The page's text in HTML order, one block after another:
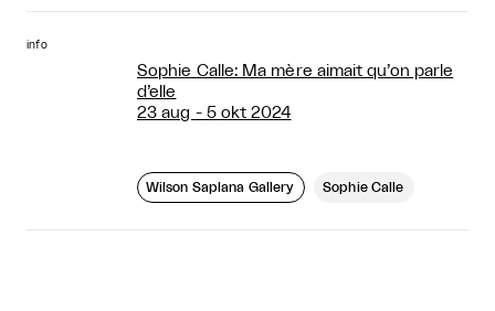
info
Sophie Calle: Ma mère aimait qu’on parle
d’elle
23 aug - 5 okt 2024
Wilson Saplana Gallery Sophie Calle